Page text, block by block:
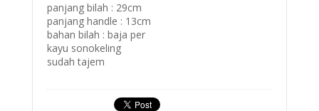
panjang bilah : 29cm
panjang handle : 13cm
bahan bilah : baja per
kayu sonokeling
sudah tajem